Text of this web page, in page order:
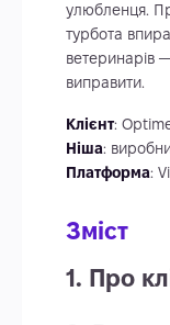
улюбленця.
турбота
ветеринарів
виправити.
Клієнт:
Ніша:
Платформа:
Зміст
1. Про